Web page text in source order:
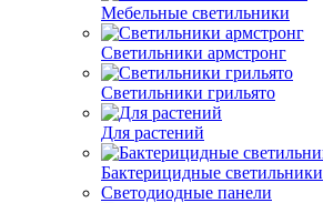
Мебельные светильники
Светильники армстронг
Светильники грильято
Для растений
Бактерицидные светильники
Светодиодные панели